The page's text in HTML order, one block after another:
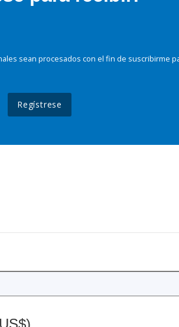
sean procesados con el fin de suscribirme
Regístrese